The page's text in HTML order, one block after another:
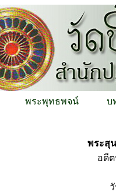
พระพุทธพจน์ บ
พระสุ
อดี